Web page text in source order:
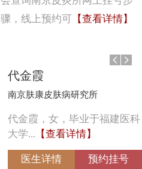
骤，线上预约可 【查看详情】
代金霞
南京肤康皮肤病研究所
代金霞，女，毕业于福建医科
大学... 【查看详情】
医生详情 预约挂号